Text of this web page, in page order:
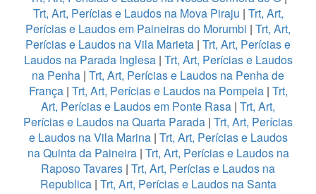
Trt, Art, Perícias e Laudos na Mova Piraju | Trt, Art,
Perícias e Laudos em Paineiras do Morumbi | Trt, Art,
Perícias e Laudos na Vila Marieta | Trt, Art, Perícias e
Laudos na Parada Inglesa | Trt, Art, Perícias e Laudos
na Penha | Trt, Art, Perícias e Laudos na Penha de
França | Trt, Art, Perícias e Laudos na Pompeia| Trt,
Art, Perícias e Laudos em Ponte Rasa | Trt, Art,
Perícias e Laudos na Quarta Parada | Trt, Art, Perícias
e Laudos na Vila Marina| Trt, Art, Perícias e Laudos
na Quinta da Paineira| Trt, Art, Perícias e Laudos na
Raposo Tavares | Trt, Art, Perícias e Laudos na
Republica| Trt, Art, Perícias e Laudos na Santa